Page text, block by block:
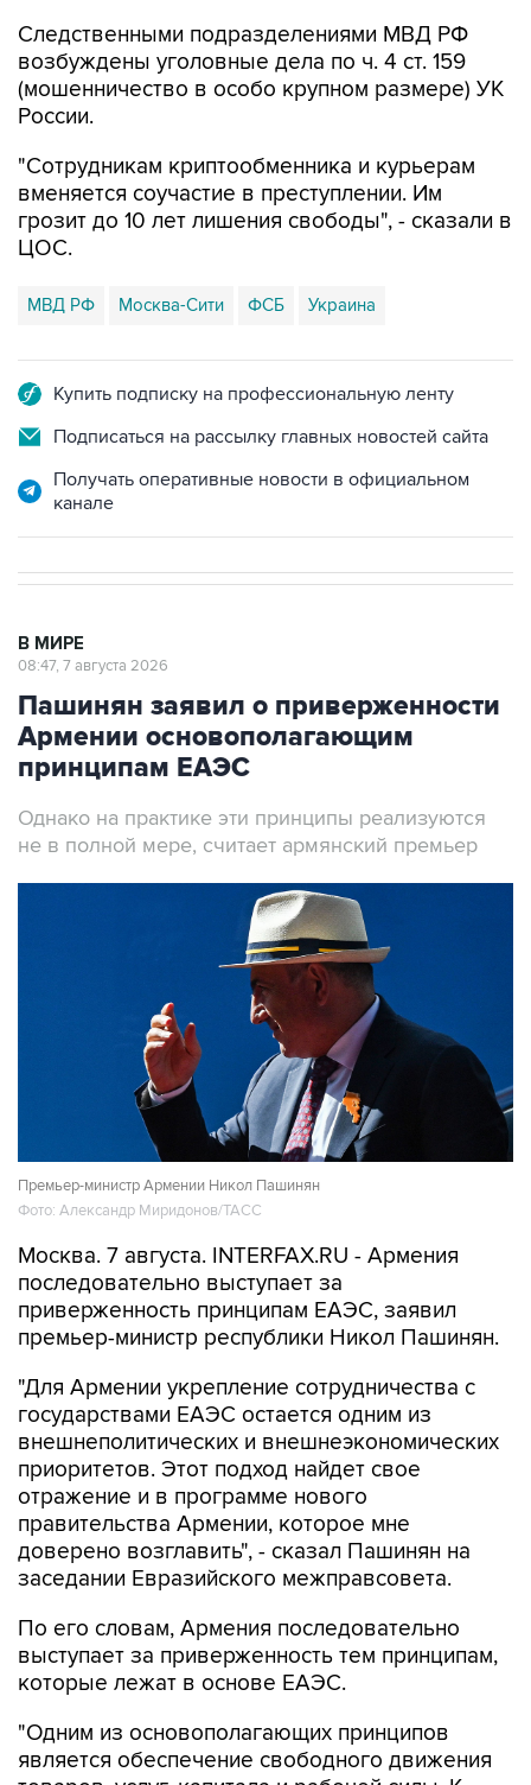
Следственными подразделениями МВД РФ
возбуждены уголовные дела по ч. 4 ст. 159
(мошенничество в особо крупном размере) УК
России.
"Сотрудникам криптообменника и курьерам
вменяется соучастие в преступлении. Им
грозит до 10 лет лишения свободы", - сказали в
ЦОС.
МВД РФ Москва-Сити ФСБ Украина
Купить подписку на профессиональную ленту
Подписаться на рассылку главных новостей сайта
Получать оперативные новости в официальном
канале
В МИРЕ
08:47, 7 августа 2026
Пашинян заявил о приверженности
Армении основополагающим
принципам ЕАЭС
Однако на практике эти принципы реализуются
не в полной мере, считает армянский премьер
Премьер-министр Армении Никол Пашинян
Фото: Александр Миридонов/ТАСС
Москва. 7 августа. INTERFAX.RU - Армения
последовательно выступает за
приверженность принципам ЕАЭС, заявил
премьер-министр республики Никол Пашинян.
"Для Армении укрепление сотрудничества с
государствами ЕАЭС остается одним из
внешнеполитических и внешнеэкономических
приоритетов. Этот подход найдет свое
отражение и в программе нового
правительства Армении, которое мне
доверено возглавить", - сказал Пашинян на
заседании Евразийского межправсовета.
По его словам, Армения последовательно
выступает за приверженность тем принципам,
которые лежат в основе ЕАЭС.
"Одним из основополагающих принципов
является обеспечение свободного движения